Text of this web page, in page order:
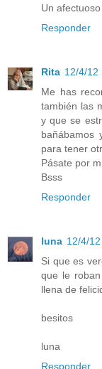
Un afectuoso
Responder
Rita 12/4/12
Me has
también las
y que se
bañábamos
para tener
Pásate por
Bsss
Responder
luna 12/4/
Si que es
que le
llena de
besitos
luna
Responder